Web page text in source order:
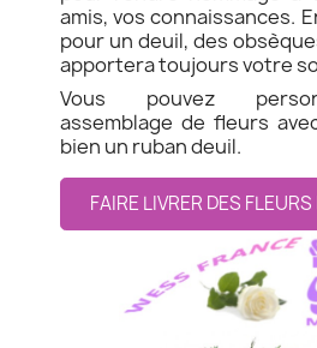
amis, vos connaissances.
pour un deuil, des
apportera toujours votre
Vous pouvez
assemblage de fleurs
bien un ruban deuil.
FAIRE LIVRER DES